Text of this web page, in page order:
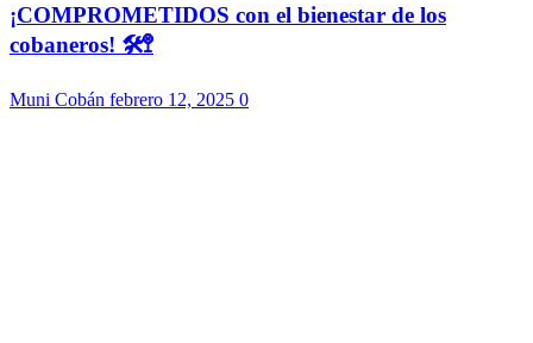
¡COMPROMETIDOS con el bienestar de los
cobaneros! 🛠️🚏
Muni Cobán febrero 12, 2025 0